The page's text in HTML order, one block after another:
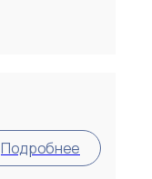
Подробнее